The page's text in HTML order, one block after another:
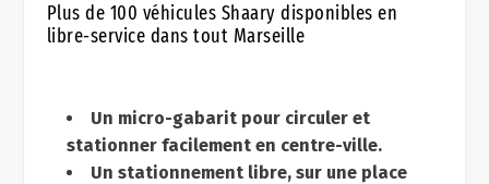
Plus de 100 véhicules Shaary disponibles en
libre-service dans tout Marseille
Un micro-gabarit pour circuler et
stationner facilement en centre-ville.
Un stationnement libre, sur une place